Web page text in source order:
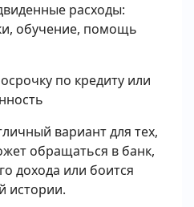
расходы:
обучение, помощь
по кредиту или
вариант для тех,
обращаться в банк,
дохода или боится
истории.